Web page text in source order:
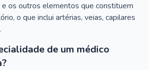
e os outros elementos que constituem
o que inclui artérias, veias, capilares
de um médico